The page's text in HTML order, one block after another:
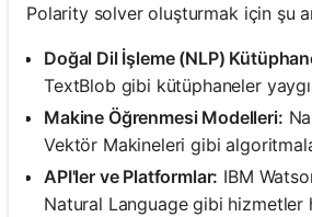
Polarity solver oluşturmak için şu
Doğal Dil İşleme (NLP)
TextBlob gibi kütüphaneler
Makine Öğrenmesi Modelleri:
Vektör Makineleri gibi
API'ler ve Platformlar: IBM
Natural Language gibi hizmetler